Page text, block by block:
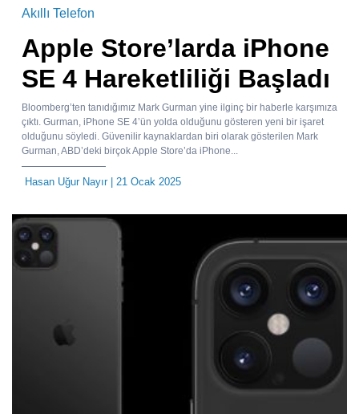
Akıllı Telefon
Apple Store’larda iPhone
SE 4 Hareketliliği Başladı
Bloomberg’ten tanıdığımız Mark Gurman yine ilginç bir haberle karşımıza
çıktı. Gurman, iPhone SE 4’ün yolda olduğunu gösteren yeni bir işaret
olduğunu söyledi. Güvenilir kaynaklardan biri olarak gösterilen Mark
Gurman, ABD’deki birçok Apple Store’da iPhone...
Hasan Uğur Nayır| 21 Ocak 2025